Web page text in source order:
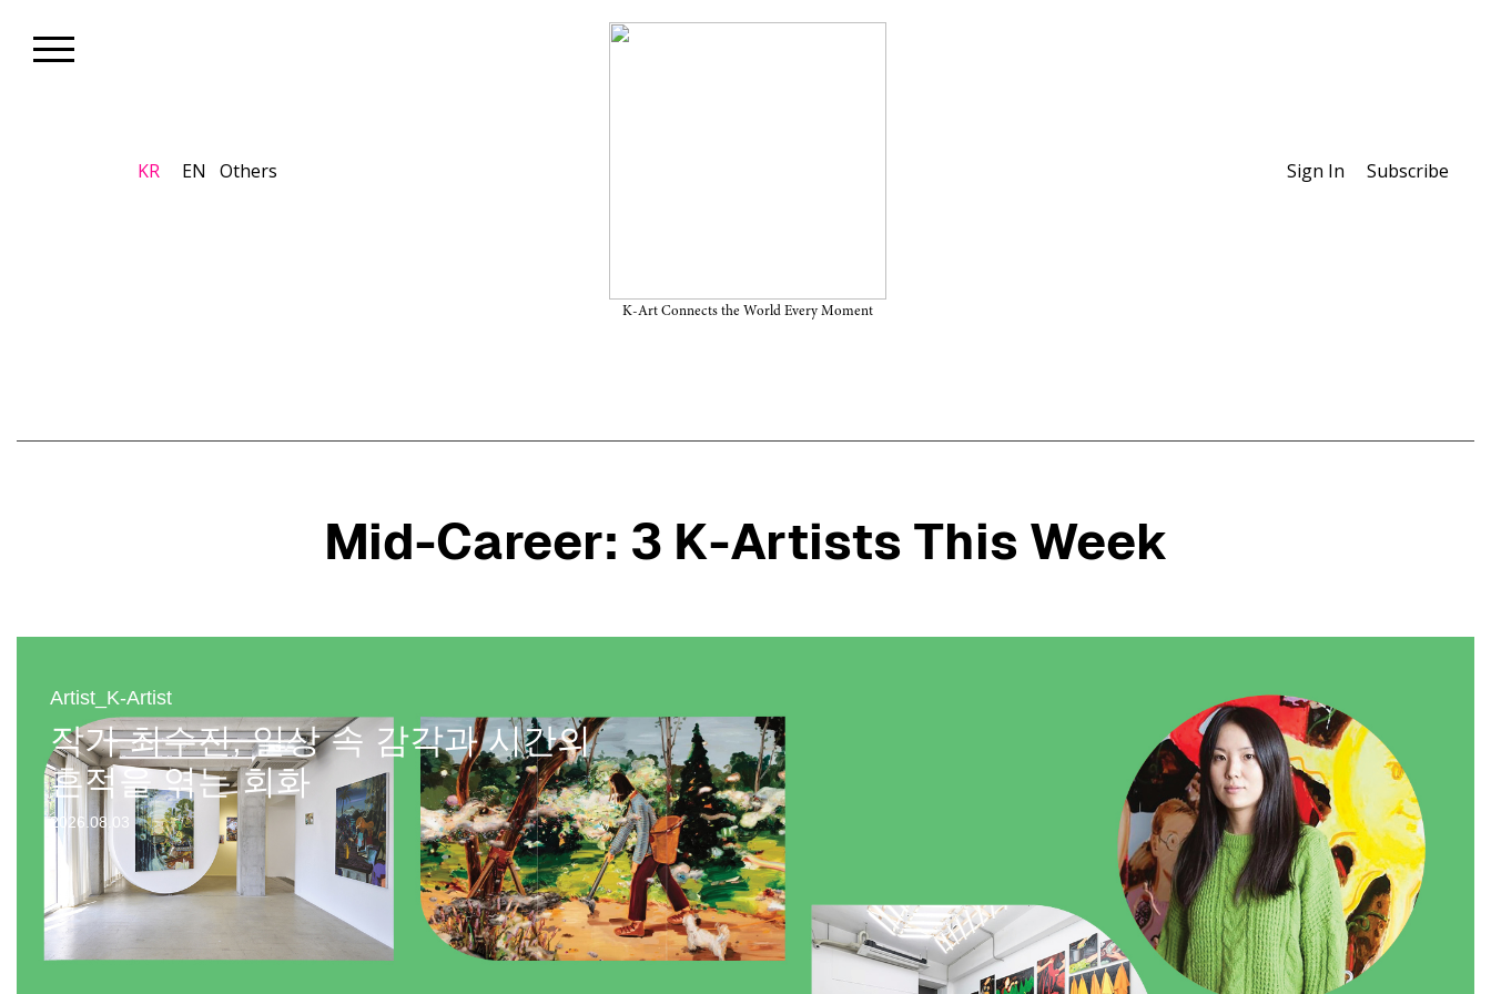
KR EN Others
K-Art Connects the World Every Moment
Sign In Subscribe
K-Artists
매 주 세 명씩 엄선하여 소개합니다.
Mid-Career: 3 K-Artists This Week
Artist_K-Artist
작가 최수진, 일상 속 감각과 시간의
흔적을 엮는 회화
2026.08.03